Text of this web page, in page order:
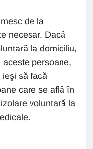
de la
necesar. Dacă
la domiciliu,
persoane,
ieşi să facă
care se află în
voluntară la